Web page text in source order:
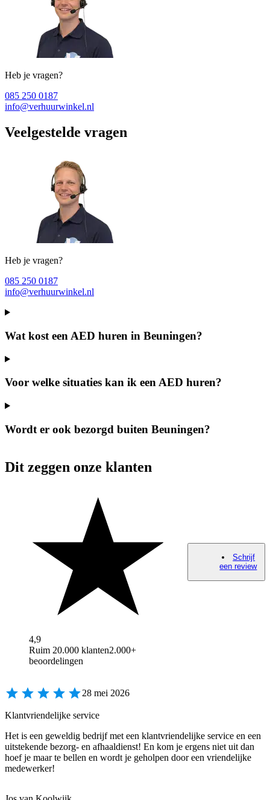
Heb je vragen?
085 250 0187
info@verhuurwinkel.nl
Veelgestelde vragen
Heb je vragen?
085 250 0187
info@verhuurwinkel.nl
Wat kost een AED huren in Beuningen?
Voor welke situaties kan ik een AED huren?
Wordt er ook bezorgd buiten Beuningen?
Dit zeggen onze klanten
4,9
Ruim 20.000 klanten2.000+
beoordelingen
Schrijf
een review
28 mei 2026
Klantvriendelijke service
Het is een geweldig bedrijf met een klantvriendelijke service en een
uitstekende bezorg- en afhaaldienst! En kom je ergens niet uit dan
hoef je maar te bellen en wordt je geholpen door een vriendelijke
medewerker!